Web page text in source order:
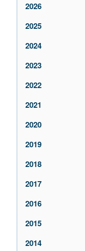
2026
2025
2024
2023
2022
2021
2020
2019
2018
2017
2016
2015
2014